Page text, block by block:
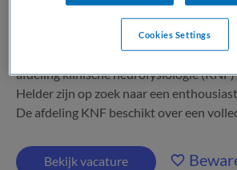
Wil jij als KNF laborant werken in een
ziekenhuis. Stap bij ons naar binnen!
afdeling klinische neurofysiologie
Helder zijn op zoek naar een
De afdeling KNF beschikt over een
Bekijk vacature
Cookies Settings